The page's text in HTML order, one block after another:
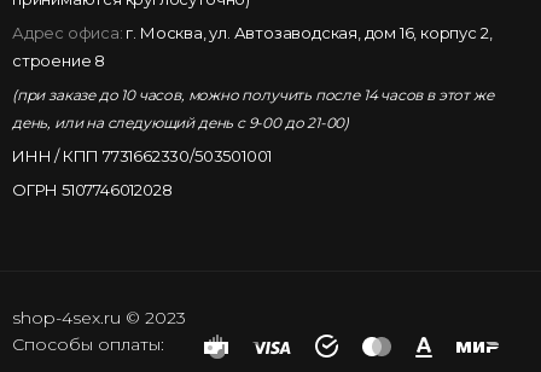
Адрес офиса: г. Москва, ул. Автозаводская, дом 16, корпус 2,
строение 8
(при заказе до 10 часов, можно получить после 14 часов в этот же
день, или на следующий день с 9-00 до 21-00)
ИНН / КПП 7731662330/503501001
ОГРН 5107746012028
shop-4sex.ru © 2023
Способы оплаты: